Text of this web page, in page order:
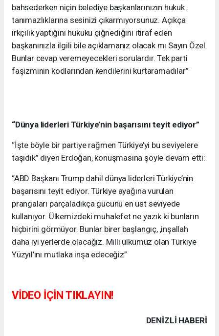
bahsederken niçin belediye başkanlarınızın hukuk
tanımazlıklarına sesinizi çıkarmıyorsunuz. Açıkça
ırkçılık yaptığını hukuku çiğnediğini itiraf eden
başkanınızla ilgili bile açıklamanız olacak mı Sayın Özel.
Bunlar cevap veremeyecekleri sorulardır. Tek parti
faşizminin kodlarından kendilerini kurtaramadılar”
“Dünya liderleri Türkiye’nin başarısını teyit ediyor”
“İşte böyle bir partiye rağmen Türkiye’yi bu seviyelere
taşıdık” diyen Erdoğan, konuşmasına şöyle devam etti:
“ABD Başkanı Trump dahil dünya liderleri Türkiye’nin
başarısını teyit ediyor. Türkiye ayağına vurulan
prangaları parçaladıkça gücünü en üst seviyede
kullanıyor. Ülkemizdeki muhalefet ne yazık ki bunların
hiçbirini görmüyor. Bunlar birer başlangıç, ,inşallah
daha iyi yerlerde olacağız. Milli ülkümüz olan Türkiye
Yüzyıl’ını mutlaka inşa edeceğiz”
VİDEO İÇİN TIKLAYIN!
DENIZLI HABERİ